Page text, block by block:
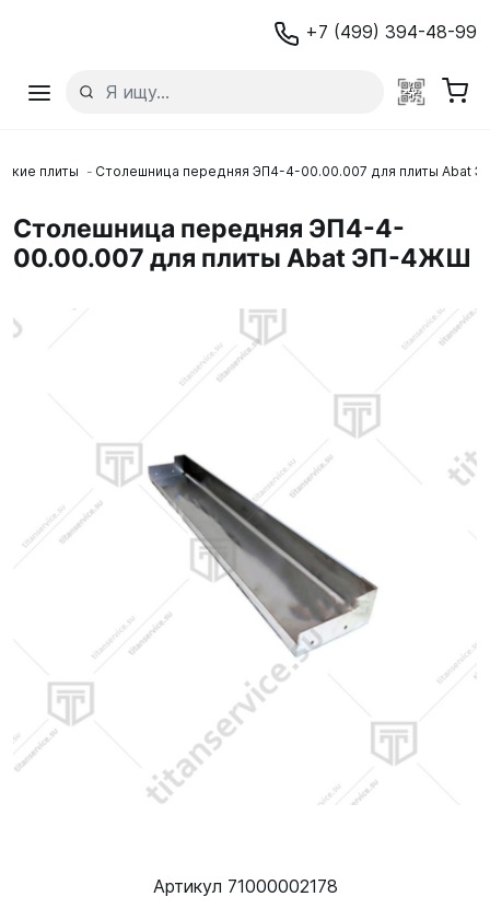
+7 (499) 394-48-99
плиты Столешница передняя ЭП4-4-00.00.007 для плиты Abat
Столешница передняя ЭП4-4-
00.00.007 для плиты Abat ЭП-4ЖШ
Артикул 71000002178